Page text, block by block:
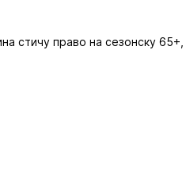
стичу право на сезонску